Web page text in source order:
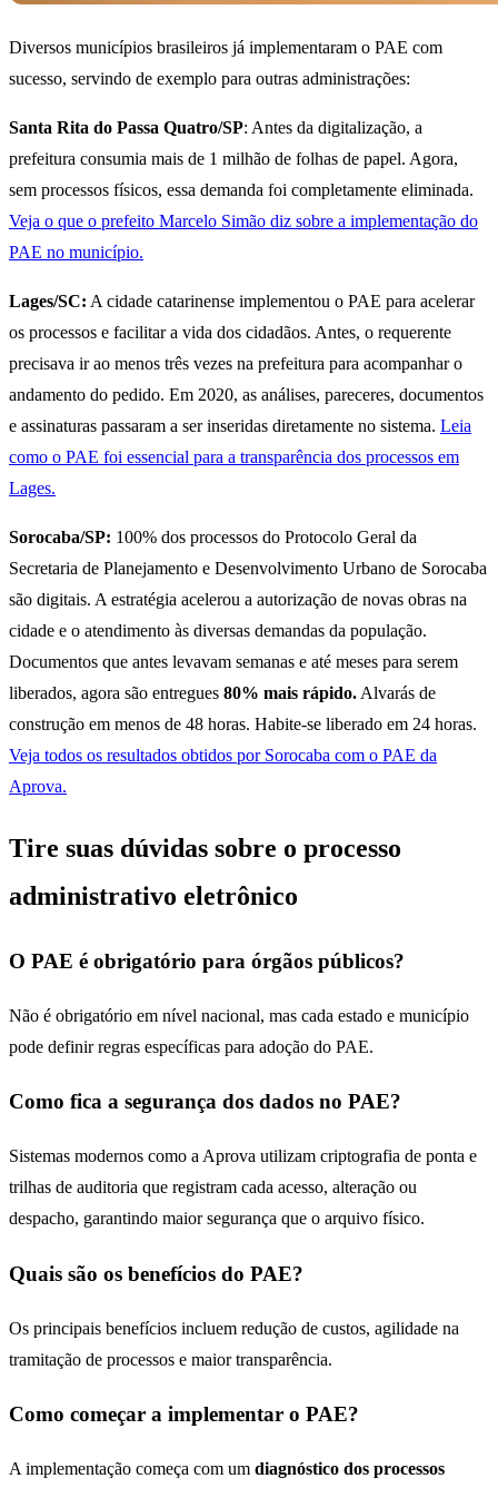
Diversos municípios brasileiros já implementaram o PAE com
sucesso, servindo de exemplo para outras administrações:
Santa Rita do Passa Quatro/SP: Antes da digitalização, a
prefeitura consumia mais de 1 milhão de folhas de papel. Agora,
sem processos físicos, essa demanda foi completamente eliminada.
Veja o que o prefeito Marcelo Simão diz sobre a implementação do
PAE no município.
Lages/SC: A cidade catarinense implementou o PAE para acelerar
os processos e facilitar a vida dos cidadãos. Antes, o requerente
precisava ir ao menos três vezes na prefeitura para acompanhar o
andamento do pedido. Em 2020, as análises, pareceres, documentos
e assinaturas passaram a ser inseridas diretamente no sistema. Leia
como o PAE foi essencial para a transparência dos processos em
Lages.
Sorocaba/SP: 100% dos processos do Protocolo Geral da
Secretaria de Planejamento e Desenvolvimento Urbano de Sorocaba
são digitais. A estratégia acelerou a autorização de novas obras na
cidade e o atendimento às diversas demandas da população.
Documentos que antes levavam semanas e até meses para serem
liberados, agora são entregues 80% mais rápido. Alvarás de
construção em menos de 48 horas. Habite-se liberado em 24 horas.
Veja todos os resultados obtidos por Sorocaba com o PAE da
Aprova.
Tire suas dúvidas sobre o processo
administrativo eletrônico
O PAE é obrigatório para órgãos públicos?
Não é obrigatório em nível nacional, mas cada estado e município
pode definir regras específicas para adoção do PAE.
Como fica a segurança dos dados no PAE?
Sistemas modernos como a Aprova utilizam criptografia de ponta e
trilhas de auditoria que registram cada acesso, alteração ou
despacho, garantindo maior segurança que o arquivo físico.
Quais são os benefícios do PAE?
Os principais benefícios incluem redução de custos, agilidade na
tramitação de processos e maior transparência.
Como começar a implementar o PAE?
A implementação começa com um diagnóstico dos processos